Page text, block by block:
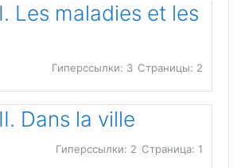
Les maladies et les
Гиперссылки: 3 Страницы: 2
Dans la ville
Гиперссылки: 2 Страница: 1